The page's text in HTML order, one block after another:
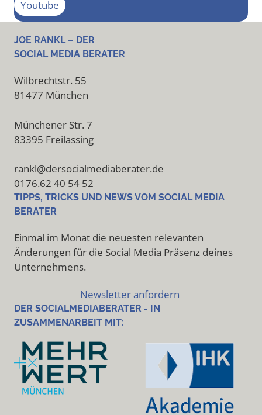
Youtube
JOE RANKL – DER
SOCIAL MEDIA BERATER
Wilbrechtstr. 55
81477 München
Münchener Str. 7
83395 Freilassing
rankl@dersocialmediaberater.de
0176.62 40 54 52
TIPPS, TRICKS UND NEWS VOM SOCIAL MEDIA
BERATER
Einmal im Monat die neuesten relevanten
Änderungen für die Social Media Präsenz deines
Unternehmens.
Newsletter anfordern
DER SOCIALMEDIABERATER - IN
ZUSAMMENARBEIT MIT: